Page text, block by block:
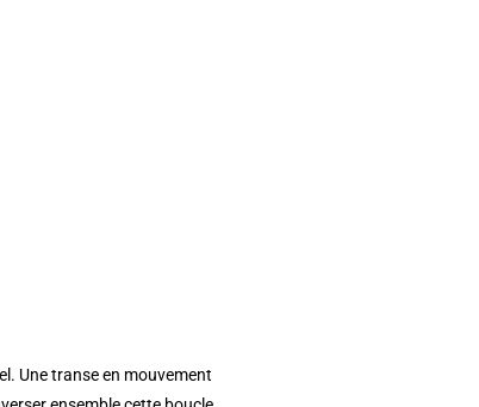
Une transe en mouvement